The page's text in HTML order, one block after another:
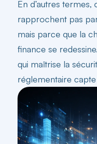
En d’autres termes,
rapprochent pas
mais parce que la
finance se
qui maîtrise la
réglementaire